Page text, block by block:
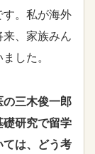
す。私が海外
、家族みん
した。
三木俊一郎
礎研究で留学
ては、どう考